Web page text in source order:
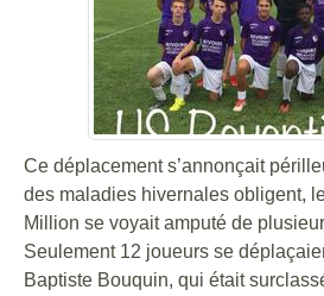
Ce déplacement s’annonçait
des maladies hivernales obligent,
Million se voyait amputé de
Seulement 12 joueurs se
Baptiste Bouquin, qui était